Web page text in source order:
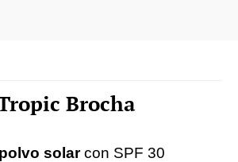
Brocha
polvo solarcon SPF 30